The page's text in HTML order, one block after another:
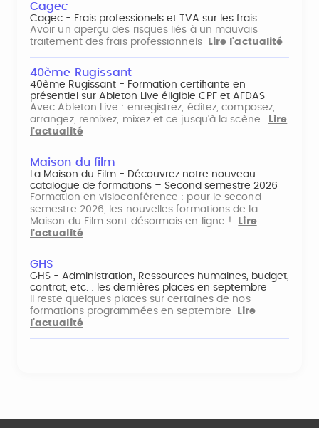
Cagec
Cagec - Frais professionels et TVA sur les frais
Avoir un aperçu des risques liés à un mauvais
traitement des frais professionnels
Lire l'actualité
40ème Rugissant
40ème Rugissant - Formation certifiante en
présentiel sur Ableton Live éligible CPF et AFDAS
Avec Ableton Live : enregistrez, éditez, composez,
arrangez, remixez, mixez et ce jusqu'à la scène.
Lire
l'actualité
Maison du film
La Maison du Film - Découvrez notre nouveau
catalogue de formations – Second semestre 2026
Formation en visioconférence : pour le second
semestre 2026, les nouvelles formations de la
Maison du Film sont désormais en ligne !
Lire
l'actualité
GHS
GHS - Administration, Ressources humaines, budget,
contrat, etc. : les dernières places en septembre
Il reste quelques places sur certaines de nos
formations programmées en septembre
Lire
l'actualité